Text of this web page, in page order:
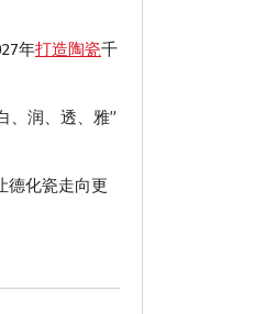
年打造陶瓷千
、润、透、雅”
德化瓷走向更